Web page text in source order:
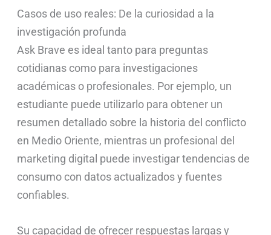
Casos de uso reales: De la curiosidad a la
investigación profunda
Ask Brave es ideal tanto para preguntas
cotidianas como para investigaciones
académicas o profesionales. Por ejemplo, un
estudiante puede utilizarlo para obtener un
resumen detallado sobre la historia del conflicto
en Medio Oriente, mientras un profesional del
marketing digital puede investigar tendencias de
consumo con datos actualizados y fuentes
confiables.
Su capacidad de ofrecer respuestas largas y